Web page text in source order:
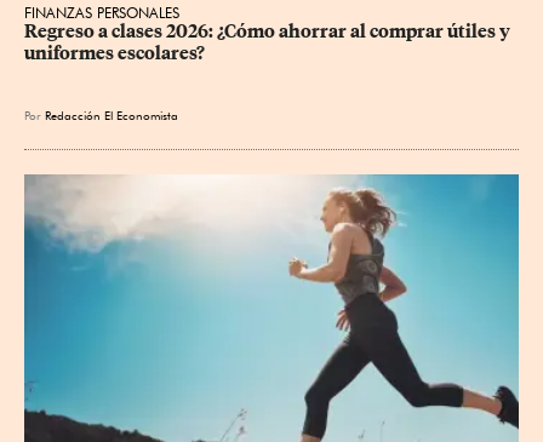
FINANZAS PERSONALES
Regreso a clases 2026: ¿Cómo ahorrar al comprar útiles y
uniformes escolares?
Por Redacción El Economista